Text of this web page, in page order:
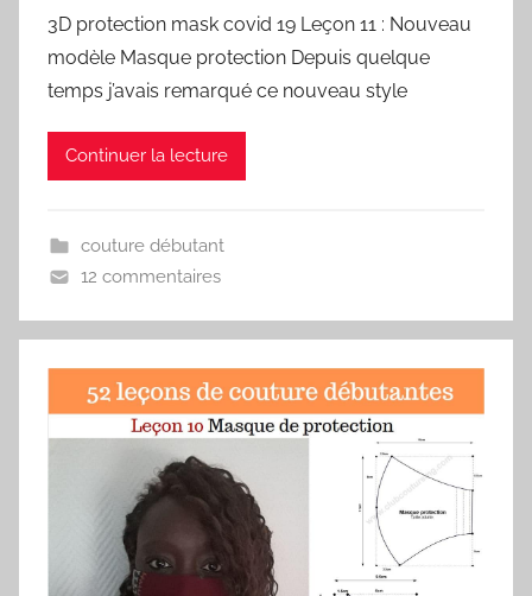
3D protection mask covid 19 Leçon 11 : Nouveau
modèle Masque protection Depuis quelque
temps j’avais remarqué ce nouveau style
Continuer la lecture
couture débutant
12 commentaires